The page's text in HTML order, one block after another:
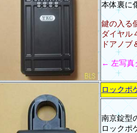
本体裏に
鍵の入る
ダイヤル
ドアノブ
← 左写真
ロックポ
南京錠型
ロックポ